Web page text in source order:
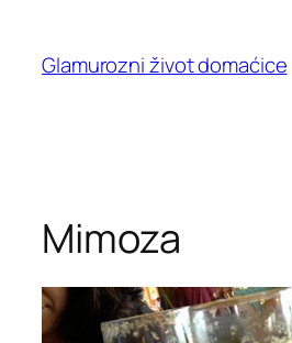
content
Glamurozni život domaćice
Mimoza